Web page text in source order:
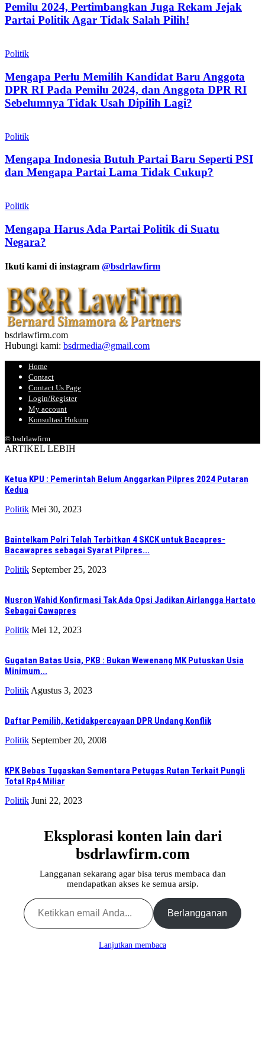
Pemilu 2024, Pertimbangkan Juga Rekam Jejak
Partai Politik Agar Tidak Salah Pilih!
Politik
Mengapa Perlu Memilih Kandidat Baru Anggota
DPR RI Pada Pemilu 2024, dan Anggota DPR RI
Sebelumnya Tidak Usah Dipilih Lagi?
Politik
Mengapa Indonesia Butuh Partai Baru Seperti PSI
dan Mengapa Partai Lama Tidak Cukup?
Politik
Mengapa Harus Ada Partai Politik di Suatu
Negara?
Ikuti kami di instagram @bsdrlawfirm
bsdrlawfirm.com
Hubungi kami: bsdrmedia@gmail.com
Home
Contact
Contact Us Page
Login/Register
My account
Konsultasi Hukum
© bsdrlawfirm
ARTIKEL LEBIH
Ketua KPU : Pemerintah Belum Anggarkan Pilpres 2024 Putaran
Kedua
Politik Mei 30, 2023
Baintelkam Polri Telah Terbitkan 4 SKCK untuk Bacapres-
Bacawapres sebagai Syarat Pilpres...
Politik September 25, 2023
Nusron Wahid Konfirmasi Tak Ada Opsi Jadikan Airlangga Hartato
Sebagai Cawapres
Politik Mei 12, 2023
Gugatan Batas Usia, PKB : Bukan Wewenang MK Putuskan Usia
Minimum...
Politik Agustus 3, 2023
Daftar Pemilih, Ketidakpercayaan DPR Undang Konflik
Politik September 20, 2008
KPK Bebas Tugaskan Sementara Petugas Rutan Terkait Pungli
Total Rp4 Miliar
Politik Juni 22, 2023
Eksplorasi konten lain dari
bsdrlawfirm.com
Langganan sekarang agar bisa terus membaca dan
mendapatkan akses ke semua arsip.
Ketikkan email Anda...
Berlangganan
Lanjutkan membaca